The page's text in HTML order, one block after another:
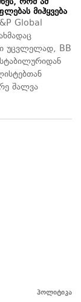
მიჰყვება
Global
უცვლელად, BB
შალვა
პოლიტიკა